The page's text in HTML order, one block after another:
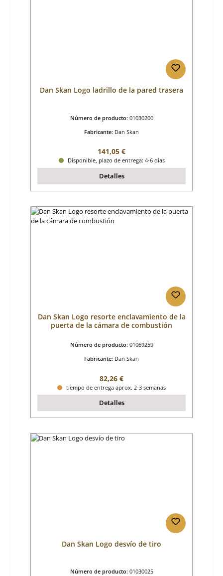
Dan Skan Logo ladrillo de la pared trasera
Número de producto: 01030200
Fabricante: Dan Skan
Precio normal:
141,05 €
Disponible, plazo de entrega: 4-6 días
Detalles
Dan Skan Logo resorte enclavamiento de la
puerta de la cámara de combustión
Número de producto: 01069259
Fabricante: Dan Skan
Precio normal:
82,26 €
tiempo de entrega aprox. 2-3 semanas
Detalles
Dan Skan Logo desvío de tiro
Número de producto: 01030025